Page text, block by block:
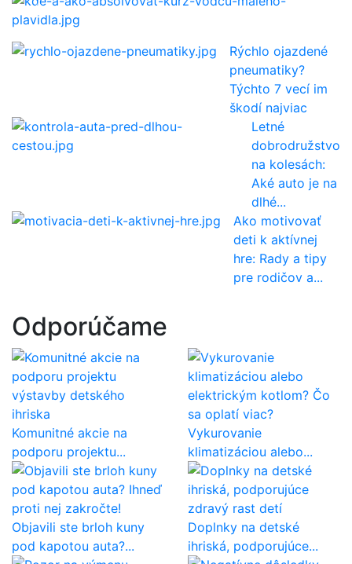
Predošlý
Rýchlo ojazdené
pneumatiky?
Týchto 7 vecí im
škodí najviac
Letné
dobrodružstvo
na kolesách:
Aké auto je na
dlhé...
Ako motivovať
deti k aktívnej
hre: Rady a tipy
pre rodičov a...
Odporúčame
Komunitné akcie na
podporu projektu...
Vykurovanie
klimatizáciou alebo...
Objavili ste brloh kuny
pod kapotou auta?...
Doplnky na detské
ihriská, podporujúce...